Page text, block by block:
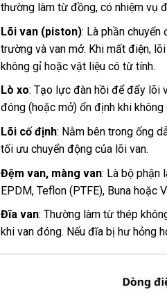
thường làm từ đồng, có nhiệm vụ
Lõi van (piston): Là phần
trường và van mở. Khi mất điện,
không gỉ hoặc vật liệu có từ tính.
Lò xo: Tạo lực đàn hồi để đẩy lõi
đóng (hoặc mở) ổn định khi không
Lõi cố định: Nằm bên trong ống
tối ưu chuyển động của lõi van.
Đệm van, màng van: Là bộ phận
EPDM, Teflon (PTFE), Buna hoặc
Đĩa van: Thường làm từ thép
khi van đóng. Nếu đĩa bị hư hỏng